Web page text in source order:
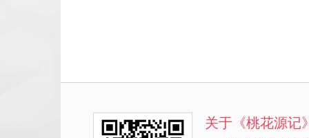
关于《桃花源记